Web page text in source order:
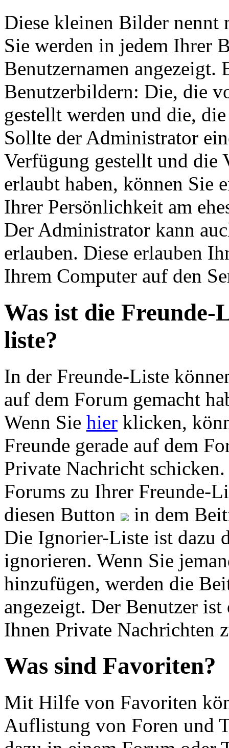
Diese kleinen Bilder nennt
Sie werden in jedem Ihrer
Benutzernamen
Benutzerbildern: Die, die
gestellt werden und die,
Sollte der Administrator
Verfügung gestellt und die
erlaubt haben, können Sie
Ihrer Persönlichkeit am
Der Administrator kann
erlauben. Diese erlauben
Ihrem Computer auf den
Was ist die
liste?
In der Freunde-Liste
auf dem Forum gemacht
Wenn Sie hier klicken,
Freunde gerade auf dem
Private Nachricht
Forums zu Ihrer Freunde-
diesen Button
in dem
Die Ignorier-Liste ist dazu
ignorieren. Wenn Sie
hinzufügen, werden die
angezeigt. Der Benutzer
Ihnen Private Nachrichten
Was sind Favoriten?
Mit Hilfe von Favoriten
Auflistung von Foren und